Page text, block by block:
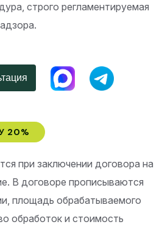
строго регламентируемая
20%
при заключении договора на
В договоре прописываются
площадь обрабатываемого
обработок и стоимость